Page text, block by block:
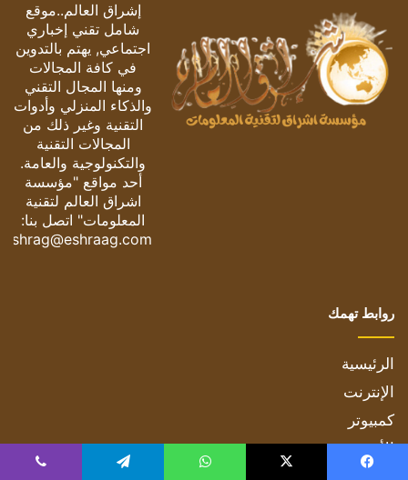
إشراق العالم..موقع
شامل تقني إخباري
اجتماعي, يهتم بالتدوين
في كافة المجالات
ومنها المجال التقني
والذكاء المنزلي وأدوات
التقنية وغير ذلك من
المجالات التقنية
والتكنولوجية والعامة.
أحد مواقع "مؤسسة
اشراق العالم لتقنية
المعلومات" اتصل بنا:
eshrag@eshraag.com
روابط تهمك
الرئيسية
الإنترنت
كمبيوتر
الأجهزة